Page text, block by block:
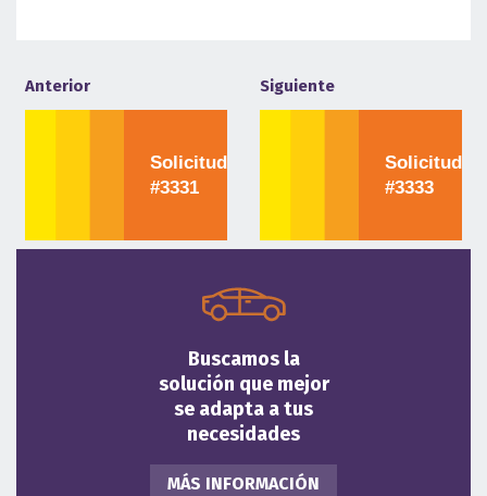
Anterior
Solicitud
#3331
Siguiente
Solicitud
#3333
Buscamos la
solución que mejor
se adapta a tus
necesidades
MÁS INFORMACIÓN